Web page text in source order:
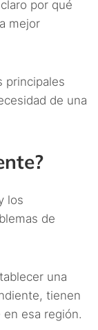
por qué
mejor
principales
de una
los
de
una
tienen
esa región.